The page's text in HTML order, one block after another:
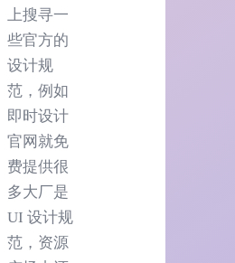
上搜寻一
些官方的
设计规
范，例如
即时设计
官网就免
费提供很
多大厂是
UI 设计规
范，资源